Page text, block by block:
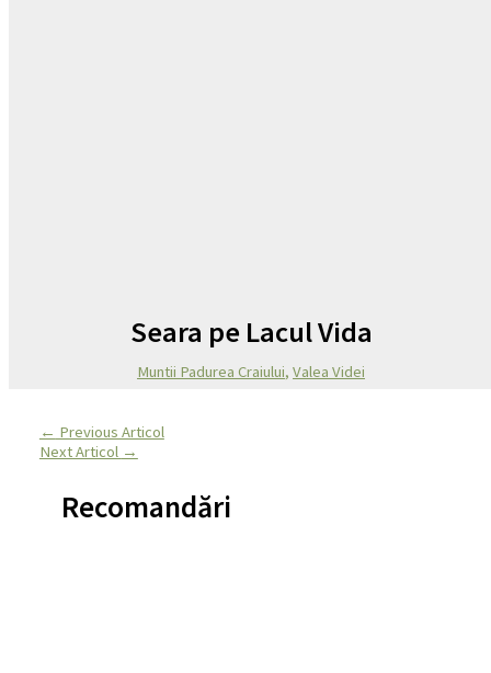
Seara pe Lacul Vida
Muntii Padurea Craiului, Valea Videi
← Previous Articol
Next Articol →
Recomandări